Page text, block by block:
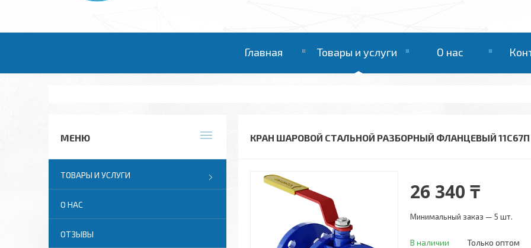
Главная Товары и услуги О нас
КРАН ШАРОВОЙ СТАЛЬНОЙ РАЗБОРНЫЙ ФЛАНЦЕВЫЙ 11С67П
26 340 ₸
Минимальный заказ — 5 шт.
В наличии Только оптом
ТОВАРЫ И УСЛУГИ
О НАС
ОТЗЫВЫ